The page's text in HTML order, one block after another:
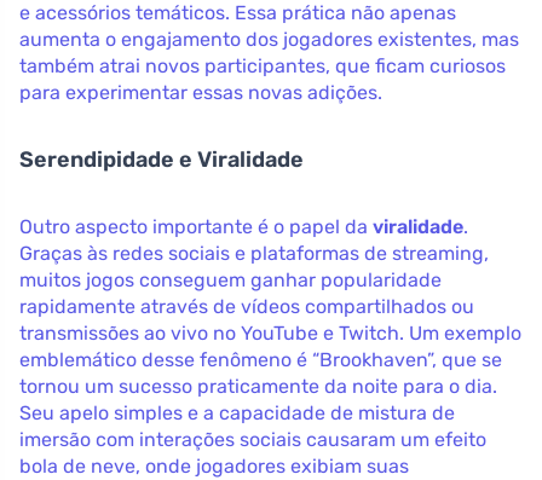
e acessórios temáticos. Essa prática não apenas
aumenta o engajamento dos jogadores existentes, mas
também atrai novos participantes, que ficam curiosos
para experimentar essas novas adições.
Serendipidade e Viralidade
Outro aspecto importante é o papel da viralidade.
Graças às redes sociais e plataformas de streaming,
muitos jogos conseguem ganhar popularidade
rapidamente através de vídeos compartilhados ou
transmissões ao vivo no YouTube e Twitch. Um exemplo
emblemático desse fenômeno é “Brookhaven”, que se
tornou um sucesso praticamente da noite para o dia.
Seu apelo simples e a capacidade de mistura de
imersão com interações sociais causaram um efeito
bola de neve, onde jogadores exibiam suas